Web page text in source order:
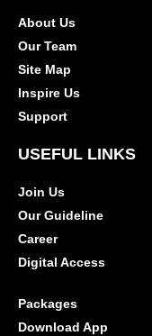
About Us
Our Team
Site Map
Inspire Us
Support
USEFUL LINKS
Join Us
Our Guideline
Career
Digital Access
Packages
Download App